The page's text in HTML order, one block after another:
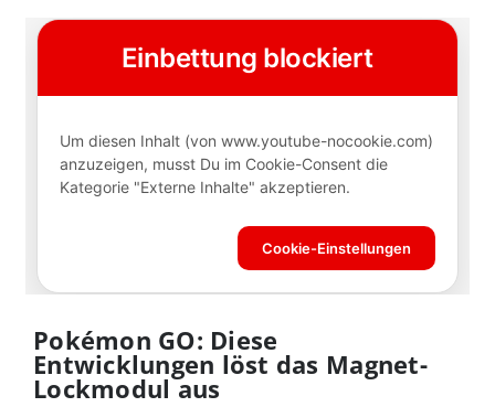
Pokémon GO: Diese
Entwicklungen löst das Magnet-
Lockmodul aus